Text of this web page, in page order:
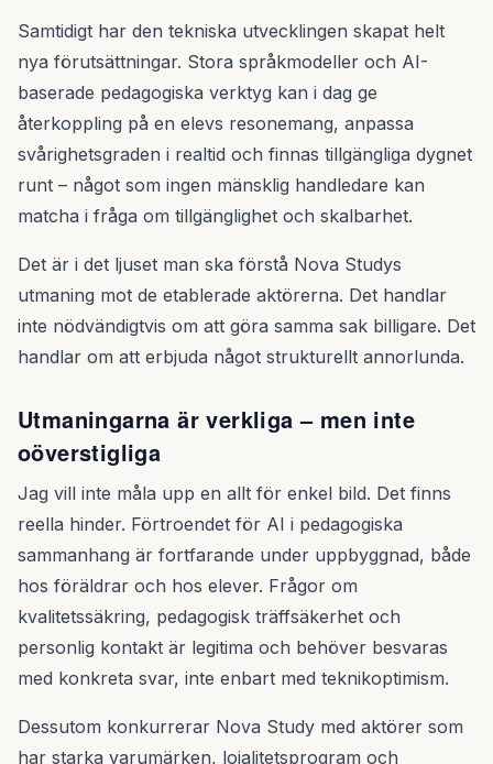
Samtidigt har den tekniska utvecklingen skapat helt
nya förutsättningar. Stora språkmodeller och AI-
baserade pedagogiska verktyg kan i dag ge
återkoppling på en elevs resonemang, anpassa
svårighetsgraden i realtid och finnas tillgängliga dygnet
runt – något som ingen mänsklig handledare kan
matcha i fråga om tillgänglighet och skalbarhet.
Det är i det ljuset man ska förstå Nova Studys
utmaning mot de etablerade aktörerna. Det handlar
inte nödvändigtvis om att göra samma sak billigare. Det
handlar om att erbjuda något strukturellt annorlunda.
Utmaningarna är verkliga – men inte
oöverstigliga
Jag vill inte måla upp en allt för enkel bild. Det finns
reella hinder. Förtroendet för AI i pedagogiska
sammanhang är fortfarande under uppbyggnad, både
hos föräldrar och hos elever. Frågor om
kvalitetssäkring, pedagogisk träffsäkerhet och
personlig kontakt är legitima och behöver besvaras
med konkreta svar, inte enbart med teknikoptimism.
Dessutom konkurrerar Nova Study med aktörer som
har starka varumärken, lojalitetsprogram och